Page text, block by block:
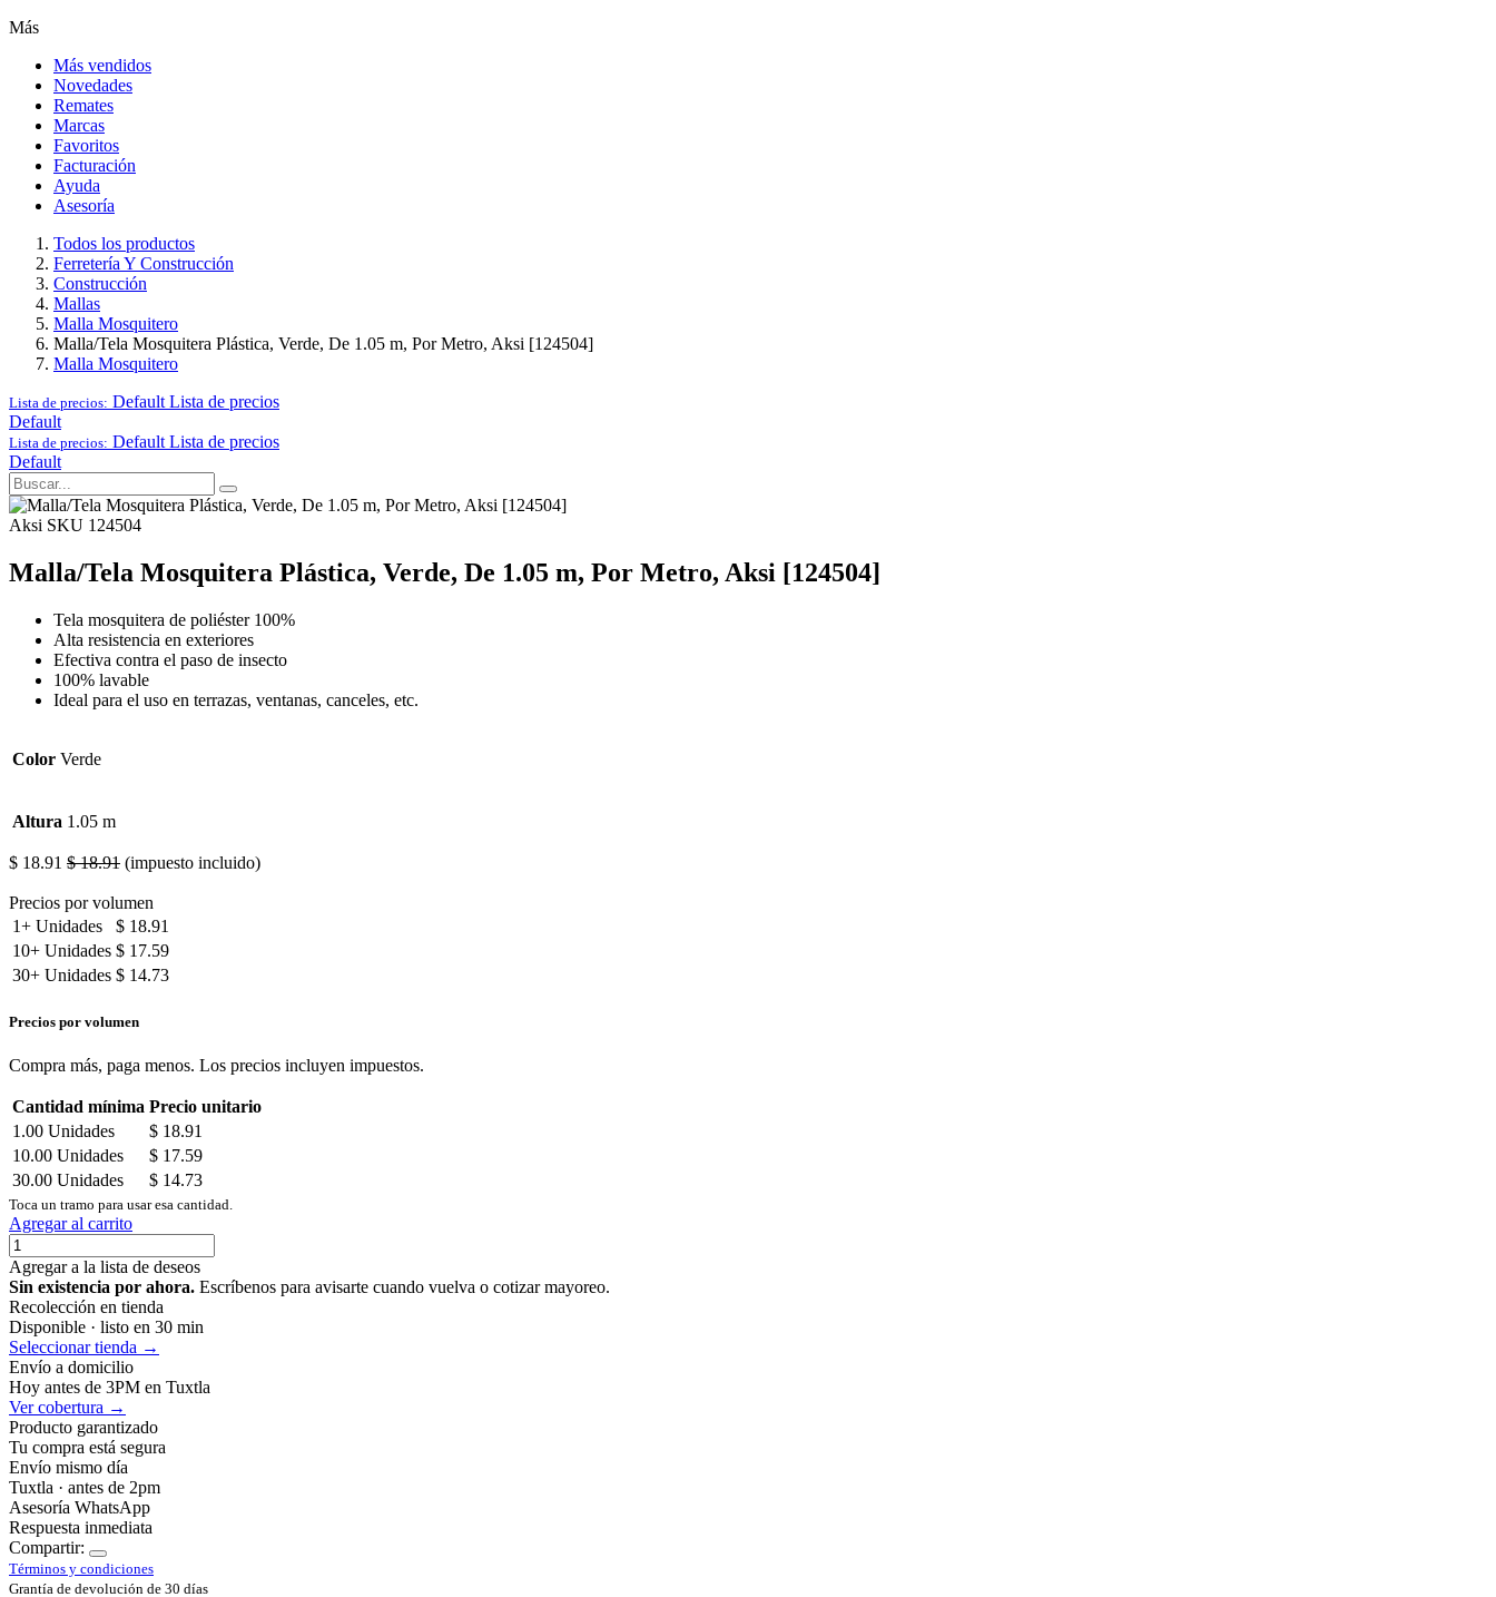
Más
Más vendidos
Novedades
Remates
Marcas
Favoritos
Facturación
Ayuda
Asesoría
Todos los productos
Ferretería Y Construcción
Construcción
Mallas
Malla Mosquitero
Malla/Tela Mosquitera Plástica, Verde, De 1.05 m, Por Metro, Aksi [124504]
Malla Mosquitero
Lista de precios: Default Lista de precios
Default
Lista de precios: Default Lista de precios
Default
Aksi SKU 124504
Malla/Tela Mosquitera Plástica, Verde, De 1.05 m, Por Metro, Aksi [124504]
Tela mosquitera de poliéster 100%
Alta resistencia en exteriores
Efectiva contra el paso de insecto
100% lavable
Ideal para el uso en terrazas, ventanas, canceles, etc.
Color Verde
Altura 1.05 m
$ 18.91 $18.91 (impuesto incluido)
Precios por volumen
1+ Unidades $ 18.91
10+ Unidades $ 17.59
30+ Unidades $ 14.73
Precios por volumen
Compra más, paga menos. Los precios incluyen impuestos.
Cantidad mínima Precio unitario
1.00 Unidades $ 18.91
10.00 Unidades $ 17.59
30.00 Unidades $ 14.73
Toca un tramo para usar esa cantidad.
Agregar al carrito
Agregar a la lista de deseos
Sin existencia por ahora. Escríbenos para avisarte cuando vuelva o cotizar mayoreo.
Recolección en tienda
Disponible · listo en 30 min
Seleccionar tienda →
Envío a domicilio
Hoy antes de 3PM en Tuxtla
Ver cobertura →
Producto garantizado
Tu compra está segura
Envío mismo día
Tuxtla · antes de 2pm
Asesoría WhatsApp
Respuesta inmediata
Compartir:
Términos y condiciones
Grantía de devolución de 30 días